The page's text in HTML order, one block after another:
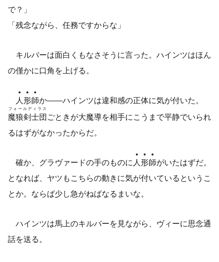
で？」
「残念ながら、任務ですからな」
キルバーは面白くもなさそうに言った。ハインツはほん
の僅かに口角を上げる。
人形師か――ハインツは違和感の正体に気が付いた。
魔狼剣士団
フォールディラス
ごときが大魔導を相手にこうまで平静でいられ
るはずがなかったからだ。
確か、グラヴァードの手のものに人形師がいたはずだ。
となれば、ヤツもこちらの動きに気が付いているというこ
とか。ならば少し急がねばなるまいな。
ハインツは馬上のキルバーを見ながら、ヴィーに思念通
話を送る。